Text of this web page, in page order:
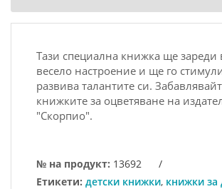
Тази специална книжка ще зареди
весело настроение и ще го
развива талантите си.
книжките за оцветяване на
"Скорпио".
№ на продукт: 13692
/
Етикети: детски книжки, книжки за